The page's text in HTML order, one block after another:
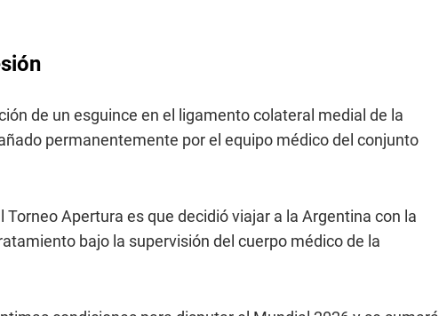
de un esguince en el ligamento colateral medial de la
permanentemente por el equipo médico del conjunto
Apertura es que decidió viajar a la Argentina con la
bajo la supervisión del cuerpo médico de la